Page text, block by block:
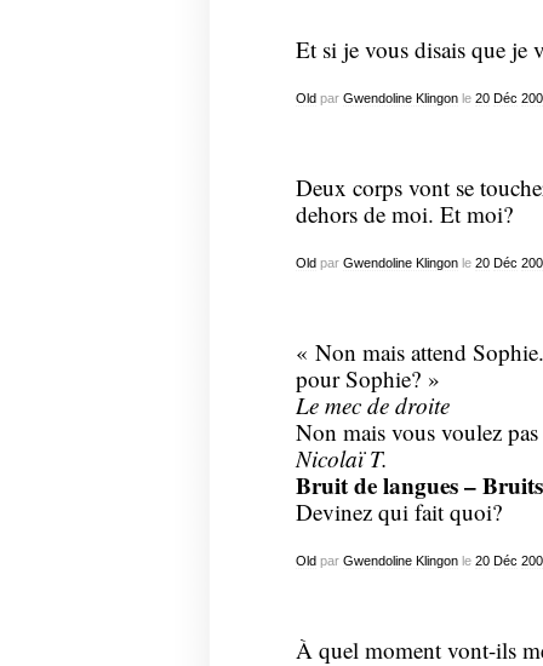
Et si je vous disais que je
Oldpar Gwendoline Klingonle 20 Déc
Deux corps vont se
dehors de moi. Et moi?
Oldpar Gwendoline Klingonle 20 Déc
« Non mais attend
pour Sophie? »
Le mec de droite
Non mais vous voulez pas
Nicolaï T.
Bruit de langues –
Devinez qui fait quoi?
Oldpar Gwendoline Klingonle 20 Déc
À quel moment vont-ils